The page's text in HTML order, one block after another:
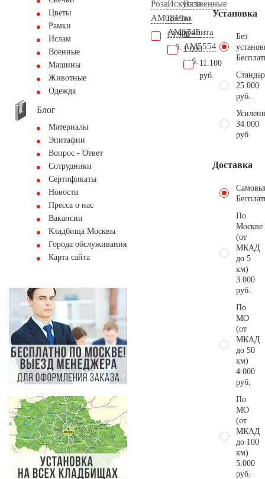
Цветы
Рамки
Ислам
Военные
Машины
Животные
Одежда
Блог
Материалы
Эпитафии
Вопрос - Ответ
Сотрудники
Сертификаты
Новости
Пресса о нас
Вакансии
Кладбища Москвы
Города обслуживания
Карта сайта
Роза
AM0819
13.900
руб.
Искусственные
цветы
AM0745
1.000
руб.
Ваза
из
гранита
AM5554
11.100
руб.
Установка
Без
25.000
руб.
34.000
руб.
Доставка
По
Москве
(от
МКАД
до 5
км)
3.000
руб.
По
МО
(от
МКАД
до 50
км)
4.000
руб.
По
МО
(от
МКАД
до 100
км)
5.000
руб.